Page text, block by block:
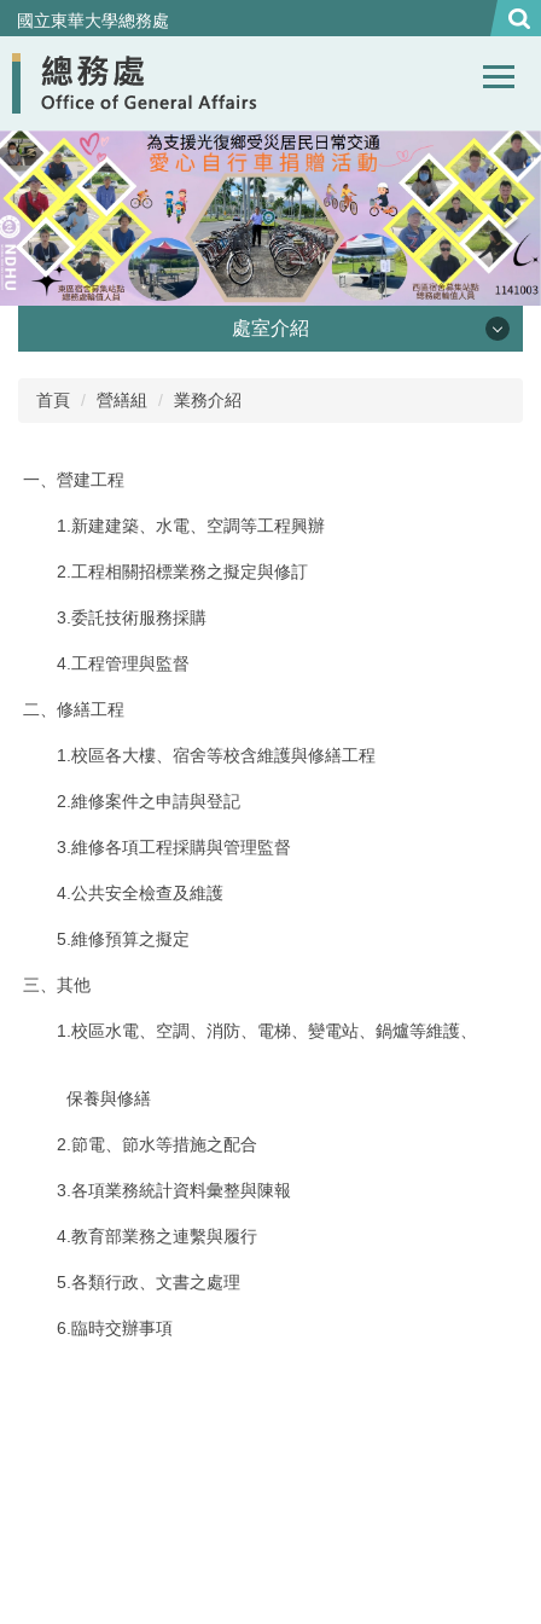
跳
到
主
內
容
區
國立東華大學總務處
處室介紹
處本部
環境保護組
經營保管組
文書組
校級委員會
首頁 營繕組 業務介紹
一、營建工程
1.新建建築、水電、空調等工程興辦
2.工程相關招標業務之擬定與修訂
3.委託技術服務採購
4.工程管理與監督
二、修繕工程
1.校區各大樓、宿舍等校含維護與修繕工程
2.維修案件之申請與登記
3.維修各項工程採購與管理監督
4.公共安全檢查及維護
5.維修預算之擬定
三、其他
1.校區水電、空調、消防、電梯、變電站、鍋爐等維護、
保養與修繕
2.節電、節水等措施之配合
3.各項業務統計資料彙整與陳報
4.教育部業務之連繫與履行
5.各類行政、文書之處理
6.臨時交辦事項